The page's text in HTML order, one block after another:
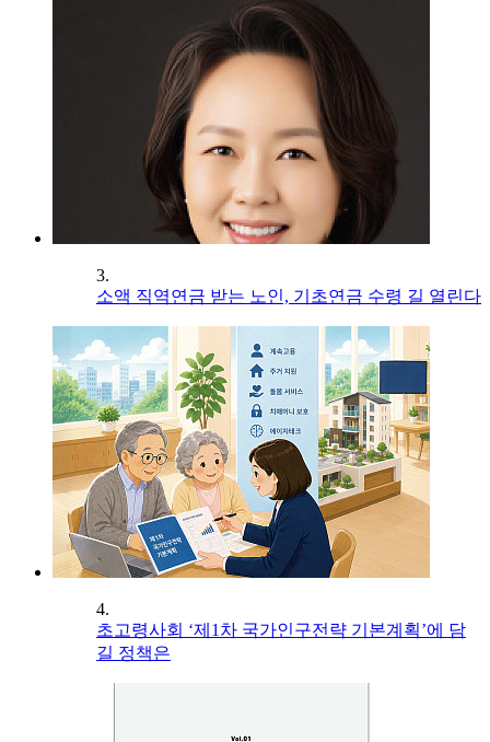
3.
소액 직역연금 받는 노인, 기초연금 수령 길 열린다
4.
초고령사회 ‘제1차 국가인구전략 기본계획’에 담
길 정책은